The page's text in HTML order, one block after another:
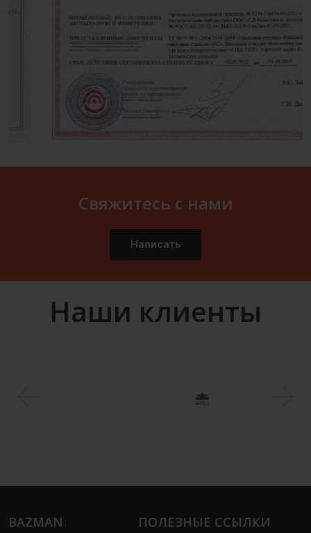
Свяжитесь с нами
Написать
Наши клиенты
BAZMAN ПОЛЕЗНЫЕ ССЫЛКИ